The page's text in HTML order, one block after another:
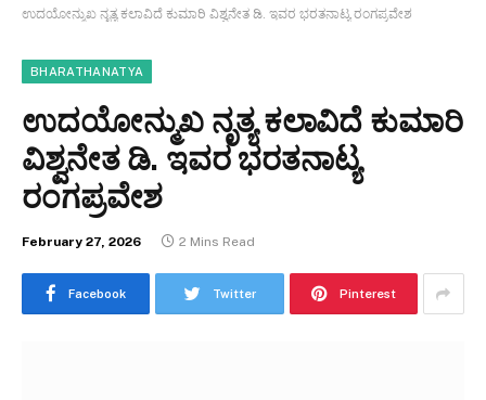
ಉದಯೋನ್ಮುಖ ನೃತ್ಯ ಕಲಾವಿದೆ ಕುಮಾರಿ ವಿಶ್ವನೇತ ಡಿ. ಇವರ ಭರತನಾಟ್ಯ ರಂಗಪ್ರವೇಶ
BHARATHANATYA
ಉದಯೋನ್ಮುಖ ನೃತ್ಯ ಕಲಾವಿದೆ ಕುಮಾರಿ
ವಿಶ್ವನೇತ ಡಿ. ಇವರ ಭರತನಾಟ್ಯ
ರಂಗಪ್ರವೇಶ
February 27, 2026 2 Mins Read
Facebook Twitter Pinterest